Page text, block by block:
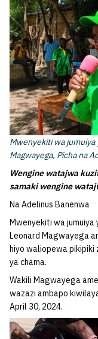
Mwenyekiti wa jumuiya
Magwayega, Picha na
Wengine watajwa
samaki wengine
Na Adelinus Banenwa
Mwenyekiti wa jumuiya
Leonard Magwayega
hiyo waliopewa pikipiki
ya chama.
Wakili Magwayega
wazazi ambapo
April 30, 2024.